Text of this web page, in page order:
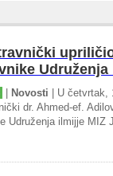
Novosti | U četvrtak,
dr. Ahmed-ef.
Udruženja ilmijje MIZ